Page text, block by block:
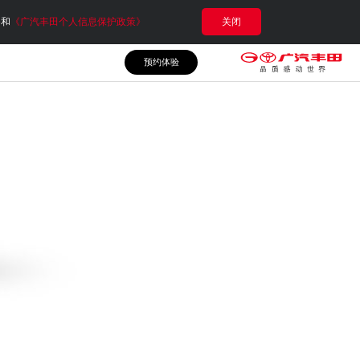
《广汽丰田个人信息保护政策》 关闭
预约体验